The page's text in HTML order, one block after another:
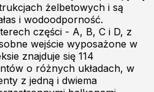
żelbetowych i są
i wodoodporność.
części - A, B, C i D, z
wejście wyposażone w
znajduje się 114
o różnych układach, w
z jedną i dwiema